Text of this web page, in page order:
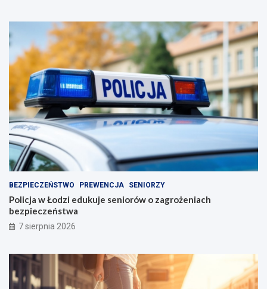
BEZPIECZEŃSTWO PREWENCJA SENIORZY
Policja w Łodzi edukuje seniorów o zagrożeniach
bezpieczeństwa
7 sierpnia 2026